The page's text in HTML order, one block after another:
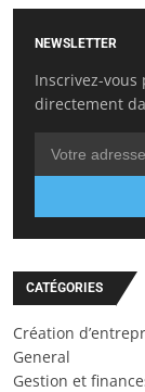
NEWSLETTER
Inscrivez-
directement
CATÉGORIES
Création
General
Gestion et